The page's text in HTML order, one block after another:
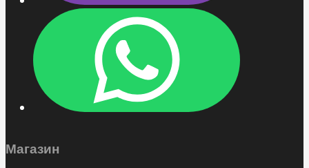
Магазин